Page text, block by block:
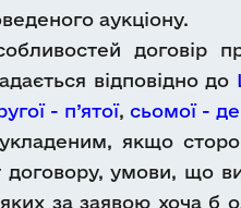
аукціону.
договір
відповідно до
- п’ятої, сьомої -
якщо
умови, що
за заявою хоча б